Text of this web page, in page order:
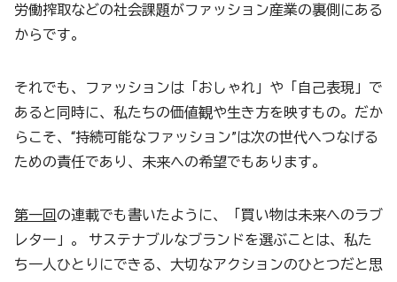
労働搾取などの社会課題がファッション産業の裏側にある
からです。
それでも、ファッションは「おしゃれ」や「自己表現」で
あると同時に、私たちの価値観や生き方を映すもの。だか
らこそ、“持続可能なファッション”は次の世代へつなげる
ための責任であり、未来への希望でもあります。
第一回 の連載でも書いたように、「買い物は未来へのラブ
レター」。 サステナブルなブランドを選ぶことは、私た
ち一人ひとりにできる、大切なアクションのひとつだと思